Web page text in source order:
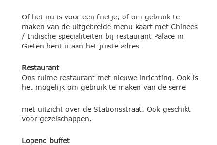
Of het nu is voor een frietje, of om gebruik te
maken van de uitgebreide menu kaart met Chinees
/ Indische specialiteiten bij restaurant Palace in
Gieten bent u aan het juiste adres.
Restaurant
Ons ruime restaurant met nieuwe inrichting. Ook is
het mogelijk om gebruik te maken van de serre
met uitzicht over de Stationsstraat. Ook geschikt
voor gezelschappen.
Lopend buffet